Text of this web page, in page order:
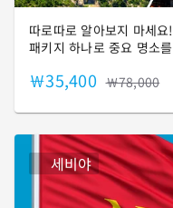
따로따로 알아보지 마세
패키지 하나로 중요 명소
￦35,400 ￦78,000
세비야